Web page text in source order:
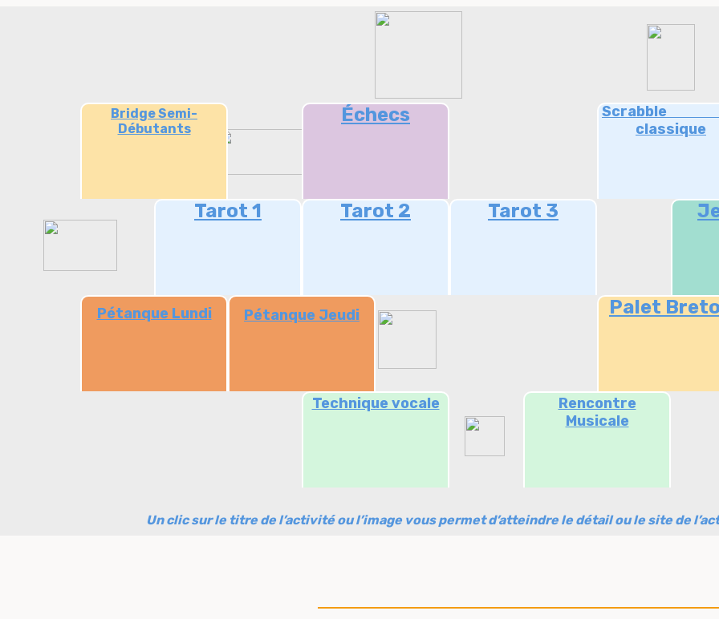
Bridge Semi-
Débutants
Échecs
classique
Tarot 1 Tarot 2 Tarot 3
Pétanque Lundi Pétanque Jeudi Palet
Technique vocale
Rencontre
Musicale
Un clic sur le titre de l’activité ou l’image vous permet d’atteindre le détail ou le site de